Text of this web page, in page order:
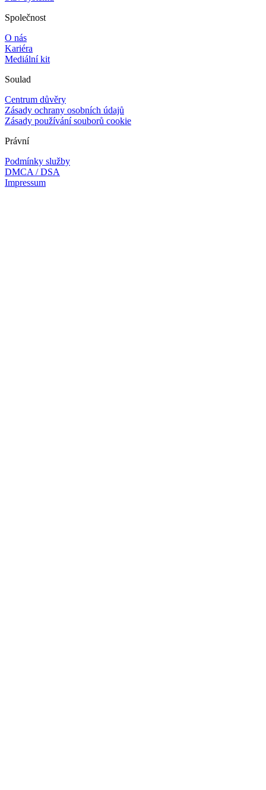
Společnost
O nás
Kariéra
Mediální kit
Soulad
Centrum důvěry
Zásady ochrany osobních údajů
Zásady používání souborů cookie
Právní
Podmínky služby
DMCA / DSA
Impressum